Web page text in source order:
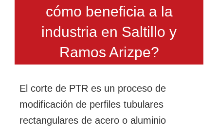
cómo beneficia a la
industria en Saltillo y
Ramos Arizpe?
El corte de PTR es un proceso de
modificación de perfiles tubulares
rectangulares de acero o aluminio